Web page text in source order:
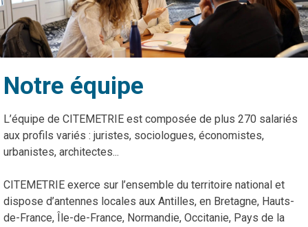
Notre équipe
L’équipe de CITEMETRIE est composée de plus 270 salariés
aux profils variés : juristes, sociologues, économistes,
urbanistes, architectes...
CITEMETRIE exerce sur l’ensemble du territoire national et
dispose d’antennes locales aux Antilles, en Bretagne, Hauts-
de-France, Île-de-France, Normandie, Occitanie, Pays de la